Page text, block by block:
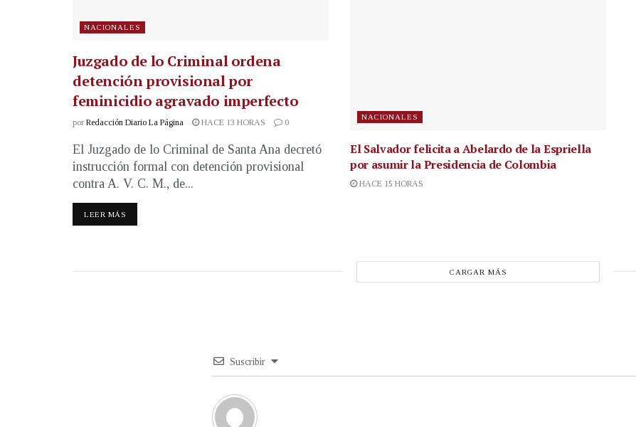
NACIONALES
Juzgado de lo Criminal ordena
detención provisional por
feminicidio agravado imperfecto
por Redacción Diario La Página HACE 13 HORAS 0
El Juzgado de lo Criminal de Santa Ana decretó
instrucción formal con detención provisional
contra A. V. C. M., de...
LEER MÁS
NACIONALES
El Salvador felicita a Abelardo de la Espriella
por asumir la Presidencia de Colombia
HACE 15 HORAS
CARGAR MÁS
Suscribir